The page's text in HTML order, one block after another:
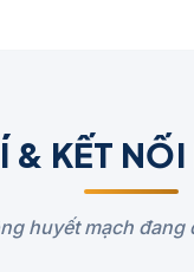
& KẾT
huyết mạch đang